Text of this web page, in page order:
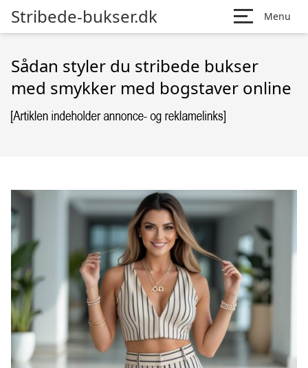
Stribede-bukser.dk Menu
Sådan styler du stribede bukser
med smykker med bogstaver online